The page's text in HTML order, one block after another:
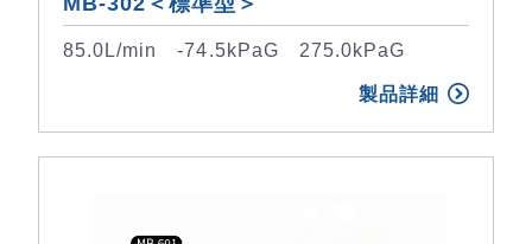
85.0L/min -74.5kPaG 275.0kPaG
製品詳細